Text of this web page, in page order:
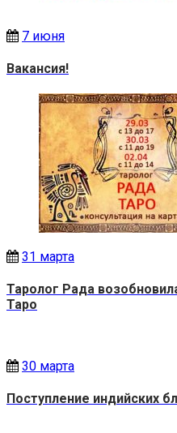
7 июня
Вакансия!
31 марта
Таролог Рада
Таро
30 марта
Поступление индийских